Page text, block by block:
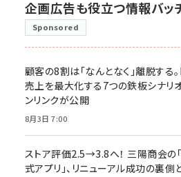
企画広告も役立つ情報バッ
Sponsored
顧客の8割は「なんとなく」離脱する
売上を最大化する7つの鉄板シナリ
ンリンクが公開
8月3日 7:00
ストア評価2.5→3.8へ！ 三陽商会の
式アプリ」、リニューアル成功の裏